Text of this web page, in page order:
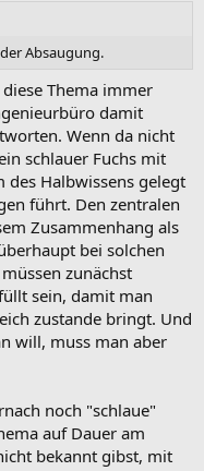
Absaugung.
Thema immer
damit
Wenn da nicht
schlauer Fuchs mit
des Halbwissens gelegt
führt. Den zentralen
Zusammenhang als
bei solchen
zunächst
sein, damit man
zustande bringt. Und
will, muss man aber
noch "schlaue"
auf Dauer am
bekannt gibst, mit